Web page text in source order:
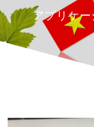
アプリケ